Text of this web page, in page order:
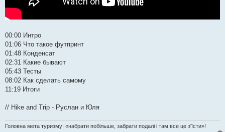
00:00 Интро
01:06 Что такое футпринт
01:48 Конденсат
02:31 Какие бывают
05:43 Тесты
08:02 Как сделать самому
11:19 Итоги
// Hike and Trip - Руслан и Юля
Головна мета туризму: «набрати побільше, забрати подалі і там все це з'їсти»!